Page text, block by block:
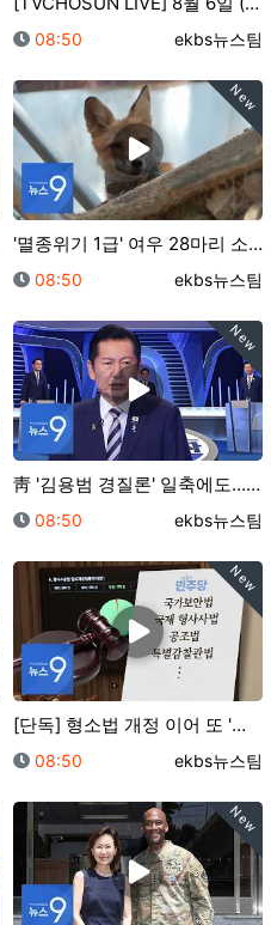
등록일
08:50 등록자
ekbs뉴스팀
New
'멸종위기 1급' 여우 28마리 소백산 방사…GPS로 …
등록일
08:50 등록자
ekbs뉴스팀
New
靑 '김용범 경질론' 일축에도…정청래 "많은 사람 피눈…
등록일
08:50 등록자
ekbs뉴스팀
New
[단독] 형소법 개정 이어 또 '졸속 입법'…與, 국가…
등록일
08:50 등록자
ekbs뉴스팀
New